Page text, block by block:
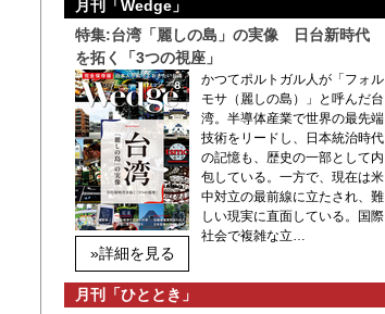
月刊「Wedge」
特集:台湾「麗しの島」の実像 日台新時代
を拓く「3つの視座」
»詳細を見る
かつてポルトガル人が「フォル
モサ（麗しの島）」と呼んだ台
湾。半導体産業で世界の最先端
技術をリードし、日本統治時代
の記憶も、歴史の一部として内
包している。一方で、現在は米
中対立の最前線に立たされ、難
しい現実に直面している。国際
社会で複雑な立…
月刊「ひととき」